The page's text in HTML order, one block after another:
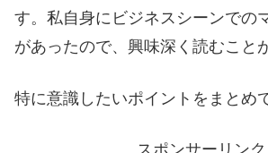
す。私自身にビジネスシーンでの
があったので、興味深く読むこと
特に意識したいポイントをまとめ
スポンサーリンク